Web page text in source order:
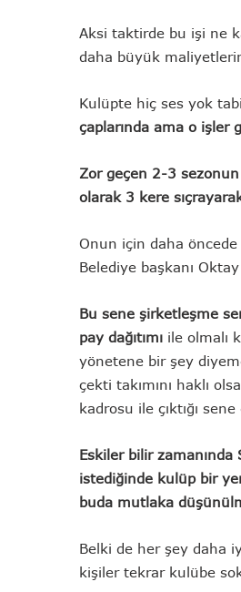
Aksi taktirde bu işi ne
daha büyük
Kulüpte hiç ses yok tabi
çaplarında ama o işler
Zor geçen 2-3 sezonun
olarak 3 kere
Onun için daha
Belediye başkanı
Bu sene şirketleşme
pay dağıtımı ile olmalı
yönetene bir şey
çekti takımını haklı
kadrosu ile çıktığı
Eskiler bilir zamanında
istediğinde kulüp bir
buda mutlaka
Belki de her şey daha
kişiler tekrar kulübe